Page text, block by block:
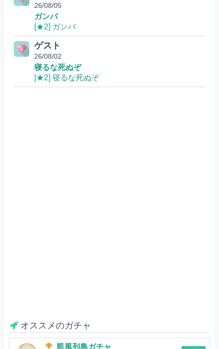
26/08/05
ガンバ
[★2] ガンバ
ゲスト
26/08/02
寝るな死ぬぞ
[★2] 寝るな死ぬぞ
オススメのガチャ
凱風列島ガチャ